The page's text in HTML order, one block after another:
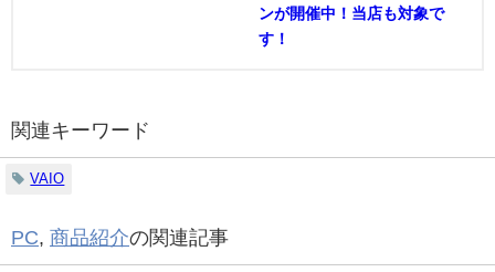
ンが開催中！当店も対象で
す！
関連キーワード
VAIO
PC, 商品紹介の関連記事